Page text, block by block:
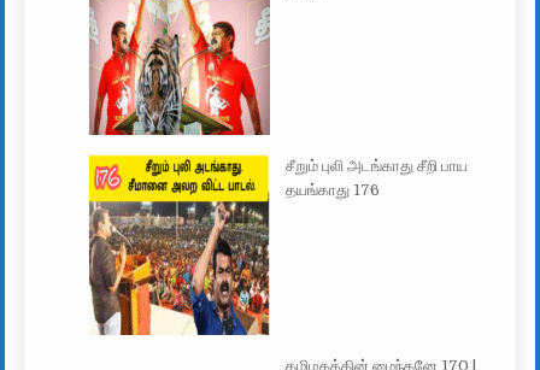
சீறும் புலி அடங்காது சீறி பாய
தயங்காது 176
தமிழகத்தின் மைந்தனே 170 |